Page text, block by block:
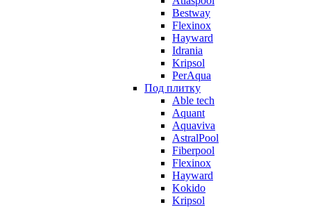
Bestway
Flexinox
Hayward
Idrania
Kripsol
PerAqua
Под плитку
Able tech
Aquant
Aquaviva
AstralPool
Fiberpool
Flexinox
Hayward
Kokido
Kripsol